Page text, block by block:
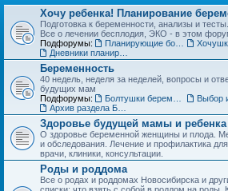
Хочу ребенка! Планирование
Подготовка к беременности, анализы и
Все о лечении бесплодия, ЭКО - в этом
Подфорумы:
Беременность
40 недель, неделя за неделей, вопросы и
будущих мам
Подфорумы:
Здоровье будущей мамы и ребенка
О здоровье беременной женщины и плода.
и обследования. Лечение и профилактика
врачи, клиники, консультации.
Роды и роддома
Все о родах и роддомах Новосибирска и